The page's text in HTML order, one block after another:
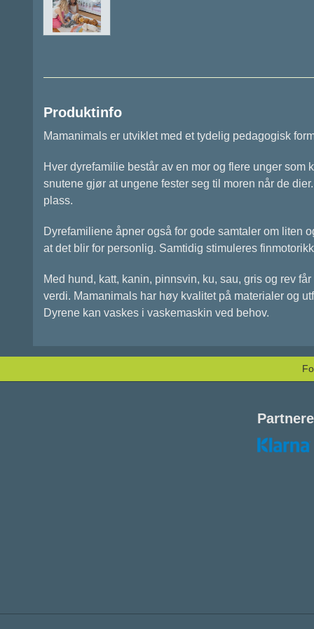
Produktinfo
Mamanimals er utviklet med et tydelig pedagogisk
Hver dyrefamilie består av en mor og flere unger
snutene gjør at ungene fester seg til moren når de
plass.
Dyrefamiliene åpner også for gode samtaler om liten
at det blir for personlig. Samtidig stimuleres
Med hund, katt, kanin, pinnsvin, ku, sau, gris og rev
verdi. Mamanimals har høy kvalitet på materialer og
Dyrene kan vaskes i vaskemaskin ved behov.
Partnere